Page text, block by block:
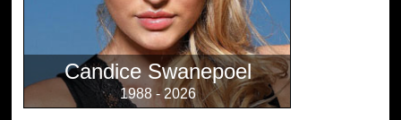
Candice Swanepoel
1988 - 2026